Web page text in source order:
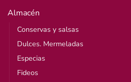
Almacén
Conservas y salsas
Dulces. Mermeladas
Especias
Fideos